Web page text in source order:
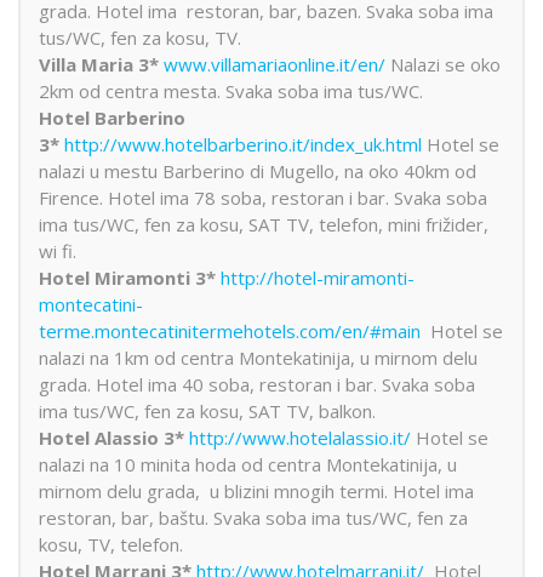
grada. Hotel ima restoran, bar, bazen. Svaka soba ima
tus/WC, fen za kosu, TV.
Villa Maria 3* www.villamariaonline.it/en/ Nalazi se oko
2km od centra mesta. Svaka soba ima tus/WC.
Hotel Barberino
3* http://www.hotelbarberino.it/index_uk.html Hotel se
nalazi u mestu Barberino di Mugello, na oko 40km od
Firence. Hotel ima 78 soba, restoran i bar. Svaka soba
ima tus/WC, fen za kosu, SAT TV, telefon, mini frižider,
wi fi.
Hotel Miramonti 3* http://hotel-miramonti-
montecatini-
terme.montecatinitermehotels.com/en/#main Hotel se
nalazi na 1km od centra Montekatinija, u mirnom delu
grada. Hotel ima 40 soba, restoran i bar. Svaka soba
ima tus/WC, fen za kosu, SAT TV, balkon.
Hotel Alassio 3* http://www.hotelalassio.it/ Hotel se
nalazi na 10 minita hoda od centra Montekatinija, u
mirnom delu grada, u blizini mnogih termi. Hotel ima
restoran, bar, baštu. Svaka soba ima tus/WC, fen za
kosu, TV, telefon.
Hotel Marrani 3* http://www.hotelmarrani.it/ Hotel